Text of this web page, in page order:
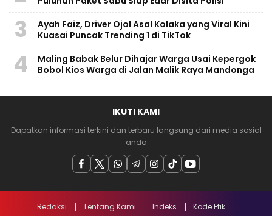
3
Ayah Faiz, Driver Ojol Asal Kolaka yang Viral Kini
Kuasai Puncak Trending 1 di TikTok
4
Maling Babak Belur Dihajar Warga Usai Kepergok
Bobol Kios Warga di Jalan Malik Raya Mandonga
IKUTI KAMI
Dapatkan informasi terkini dan terbaru langsung dari media sosial
anda
Redaksi Tentang Kami Indeks
Kode Etik